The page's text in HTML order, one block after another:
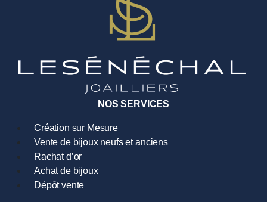
NOS SERVICES
Création sur Mesure
Vente de bijoux neufs et anciens
Rachat d’or
Achat de bijoux
Dépôt vente